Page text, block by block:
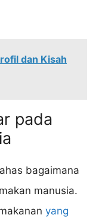
dan Kisah
pada
bagaimana
manusia.
yang